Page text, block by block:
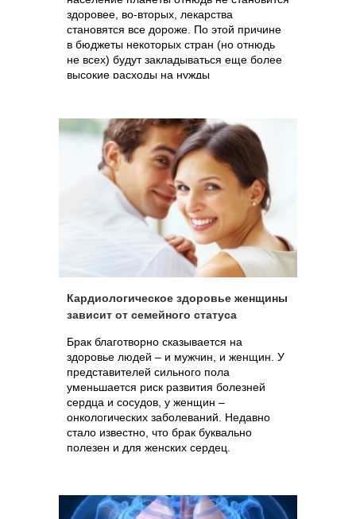
здоровее, во-вторых, лекарства
становятся все дороже. По этой причине
в бюджеты некоторых стран (но отнюдь
не всех) будут закладываться еще более
высокие расходы на нужды
Кардиологическое здоровье женщины
зависит от семейного статуса
Брак благотворно сказывается на
здоровье людей – и мужчин, и женщин. У
представителей сильного пола
уменьшается риск развития болезней
сердца и сосудов, у женщин –
онкологических заболеваний. Недавно
стало известно, что брак буквально
полезен и для женских сердец.